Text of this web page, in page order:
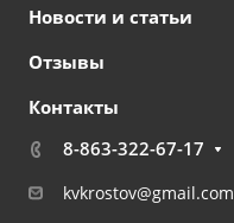
Новости и статьи
Отзывы
Контакты
8-863-322-67-17
kvkrostov@gmail.com